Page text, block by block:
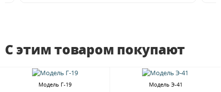
С этим товаром покупают
Модель Г-19 Модель Э-41